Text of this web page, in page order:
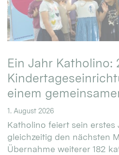
Ein Jahr Katholino:
einem
1. August 2026
Katholino feiert sein
gleichzeitig den nächsten
Übernahme weiterer 182